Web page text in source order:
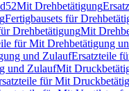
Mit Drehbetätigung
Fertigbausets für
DrehbetätigungMit
für Mit Drehbetätigung
und ZulaufErsatzteile
und ZulaufMit
für Mit